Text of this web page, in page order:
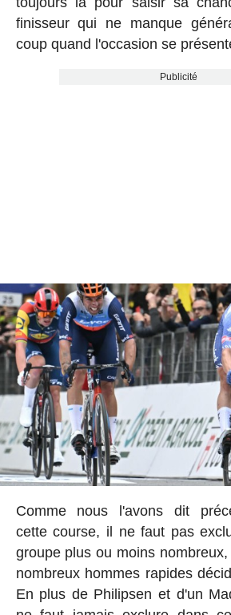
finisseur qui ne manque
coup quand l'occasion se
Publicité
Comme nous l'avons dit
cette course, il ne faut pas
groupe plus ou moins
nombreux hommes rapides
En plus de Philipsen et d'un